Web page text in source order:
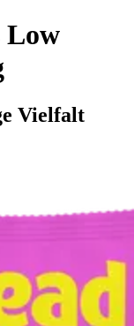
Low
Vielfalt